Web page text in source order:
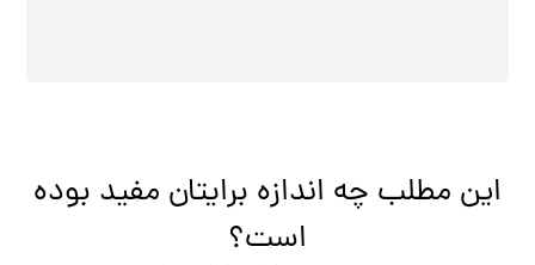
این مطلب چه اندازه برایتان مفید بوده
است؟